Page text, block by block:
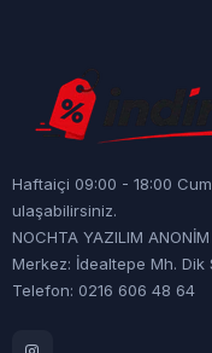
Haftaiçi 09:00 - 18:00
ulaşabilirsiniz.
NOCHTA YAZILIM ANONİM
Merkez: İdealtepe Mh.
Telefon: 0216 606 48 64